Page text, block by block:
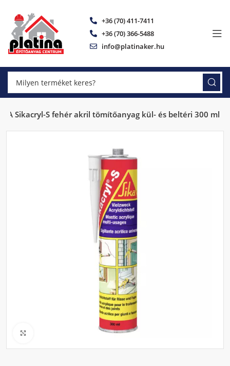
+36 (70) 411-7411
+36 (70) 366-5488
info@platinaker.hu
Sikacryl-S fehér akril tömítőanyag kül- és beltéri 300 ml